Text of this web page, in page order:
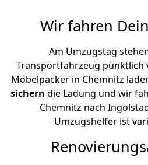
Wir fahren
Am Umzugstag
Transportfahrzeug pünktlich
Möbelpacker in Chemnitz
sichern die Ladung und wir
Chemnitz nach
Umzugshelfer ist